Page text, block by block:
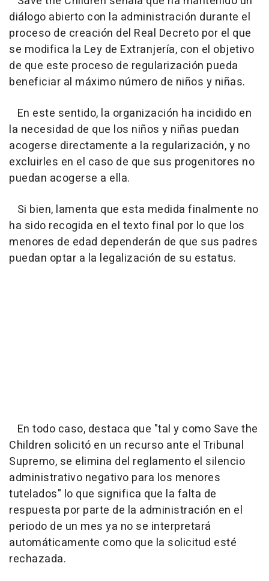
diálogo abierto con la administración durante el
proceso de creación del Real Decreto por el que
se modifica la Ley de Extranjería, con el objetivo
de que este proceso de regularización pueda
beneficiar al máximo número de niños y niñas.
En este sentido, la organización ha incidido en
la necesidad de que los niños y niñas puedan
acogerse directamente a la regularización, y no
excluirles en el caso de que sus progenitores no
puedan acogerse a ella.
Si bien, lamenta que esta medida finalmente no
ha sido recogida en el texto final por lo que los
menores de edad dependerán de que sus padres
puedan optar a la legalización de su estatus.
En todo caso, destaca que "tal y como Save the
Children solicitó en un recurso ante el Tribunal
Supremo, se elimina del reglamento el silencio
administrativo negativo para los menores
tutelados" lo que significa que la falta de
respuesta por parte de la administración en el
periodo de un mes ya no se interpretará
automáticamente como que la solicitud esté
rechazada.